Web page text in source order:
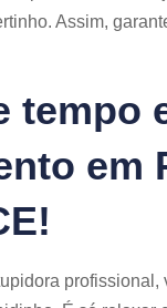
Assim,
tempo
em